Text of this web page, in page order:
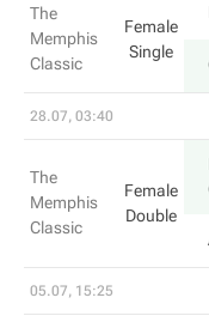
The
Memphis
Classic
Female
Single
28.07, 03:40
The
Memphis
Classic
Female
Double
05.07, 15:25